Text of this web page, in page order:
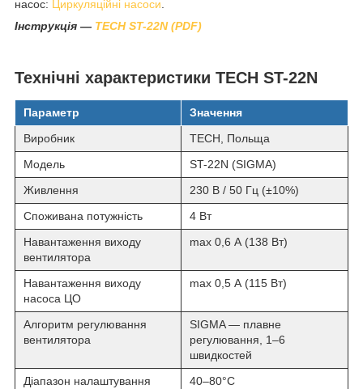
насос: Циркуляційні насоси
Інструкція — TECH ST-22N (PDF)
Технічні характеристики TECH ST-22N
Параметр
Значення
Виробник
TECH, Польща
Модель
ST-22N (SIGMA)
Живлення
230 В / 50 Гц (±10%)
Споживана потужність
4 Вт
Навантаження виходу
вентилятора
max 0,6 А (138 Вт)
Навантаження виходу
насоса ЦО
max 0,5 А (115 Вт)
Алгоритм регулювання
вентилятора
SIGMA — плавне
регулювання, 1–6
швидкостей
Діапазон налаштування
40–80°C